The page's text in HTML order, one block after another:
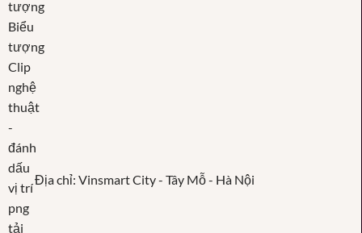
Địa chỉ: Vinsmart City - Tây Mỗ - Hà Nội